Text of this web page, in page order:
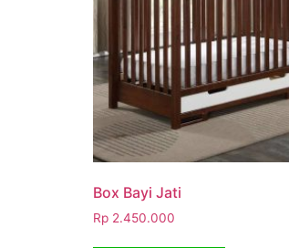
Box Bayi Jati
Rp 2.450.000